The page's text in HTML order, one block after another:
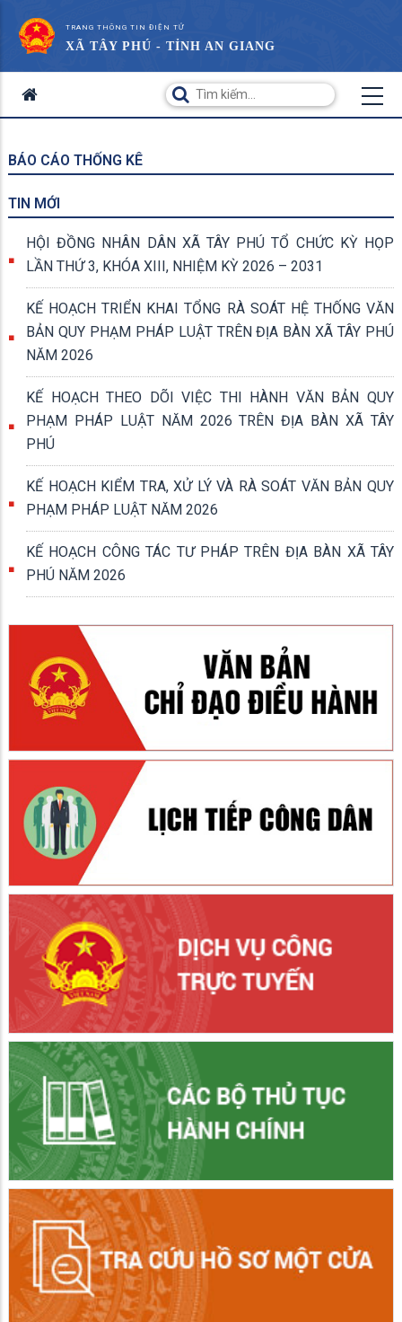
TRANG THÔNG TIN ĐIỆN TỬ
XÃ TÂY PHÚ - TỈNH AN GIANG
BÁO CÁO THỐNG KÊ
TIN MỚI
HỘI ĐỒNG NHÂN DÂN XÃ TÂY PHÚ TỔ CHỨC KỲ HỌP
LẦN THỨ 3, KHÓA XIII, NHIỆM KỲ 2026 – 2031
KẾ HOẠCH TRIỂN KHAI TỔNG RÀ SOÁT HỆ THỐNG VĂN
BẢN QUY PHẠM PHÁP LUẬT TRÊN ĐỊA BÀN XÃ TÂY PHÚ
NĂM 2026
KẾ HOẠCH THEO DÕI VIỆC THI HÀNH VĂN BẢN QUY
PHẠM PHÁP LUẬT NĂM 2026 TRÊN ĐỊA BÀN XÃ TÂY
PHÚ
KẾ HOẠCH KIỂM TRA, XỬ LÝ VÀ RÀ SOÁT VĂN BẢN QUY
PHẠM PHÁP LUẬT NĂM 2026
KẾ HOẠCH CÔNG TÁC TƯ PHÁP TRÊN ĐỊA BÀN XÃ TÂY
PHÚ NĂM 2026